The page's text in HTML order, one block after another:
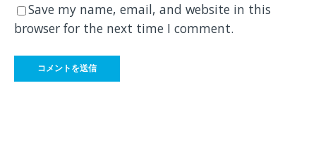
Save my name, email, and website in this
browser for the next time I comment.